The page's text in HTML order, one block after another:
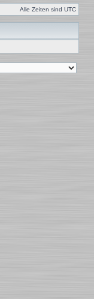
Alle Zeiten sind UTC